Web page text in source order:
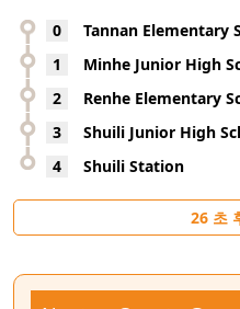
0 Tannan Elementary
1 Minhe Junior High
2 Renhe Elementary
3 Shuili Junior High
4 Shuili Station
26 초